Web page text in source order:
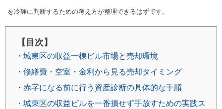
を冷静に判断するための考え方が整理できるはずです。
【目次】
・城東区の収益一棟ビル市場と売却環境
・修繕費・空室・金利から見る売却タイミング
・赤字になる前に行う資産診断の具体的な手順
・城東区の収益ビルを一番損せず手放すための実践ス